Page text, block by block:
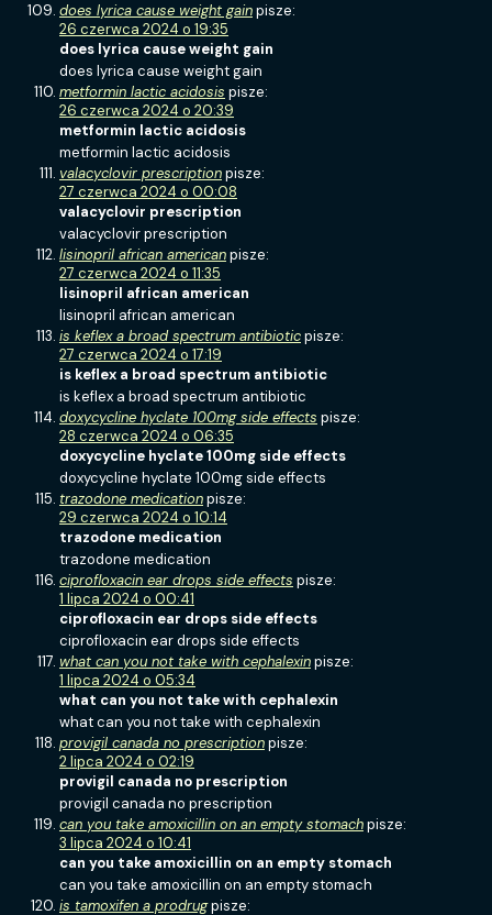
does lyrica cause weight gainpisze:
26 czerwca 2024 o 19:35
does lyrica cause weight gain
does lyrica cause weight gain
metformin lactic acidosis pisze:
26 czerwca 2024 o 20:39
metformin lactic acidosis
metformin lactic acidosis
valacyclovir prescriptionpisze:
27 czerwca 2024 o 00:08
valacyclovir prescription
valacyclovir prescription
lisinopril african americanpisze:
27 czerwca 2024 o 11:35
lisinopril african american
lisinopril african american
is keflex a broad spectrum antibioticpisze:
27 czerwca 2024 o 17:19
is keflex a broad spectrum antibiotic
is keflex a broad spectrum antibiotic
doxycycline hyclate 100mg side effects pisze:
28 czerwca 2024 o 06:35
doxycycline hyclate 100mg side effects
doxycycline hyclate 100mg side effects
trazodone medicationpisze:
29 czerwca 2024 o 10:14
trazodone medication
trazodone medication
ciprofloxacin ear drops side effects pisze:
1 lipca 2024 o 00:41
ciprofloxacin ear drops side effects
ciprofloxacin ear drops side effects
what can you not take with cephalexinpisze:
1 lipca 2024 o 05:34
what can you not take with cephalexin
what can you not take with cephalexin
provigil canada no prescriptionpisze:
2 lipca 2024 o 02:19
provigil canada no prescription
provigil canada no prescription
can you take amoxicillin on an empty stomachpisze:
3 lipca 2024 o 10:41
can you take amoxicillin on an empty stomach
can you take amoxicillin on an empty stomach
is tamoxifen a prodrugpisze: